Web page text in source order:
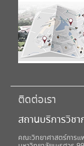
ติดต่อเรา
สถานบริการวิช
คณะวิทยาศาสตร์การ